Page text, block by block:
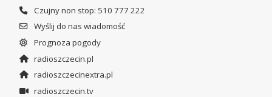
Czujny non stop: 510 777 222
Wyślij do nas wiadomość
Prognoza pogody
radioszczecin.pl
radioszczecinextra.pl
radioszczecin.tv